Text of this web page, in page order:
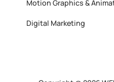
Motion Graphics &
Digital Marketing